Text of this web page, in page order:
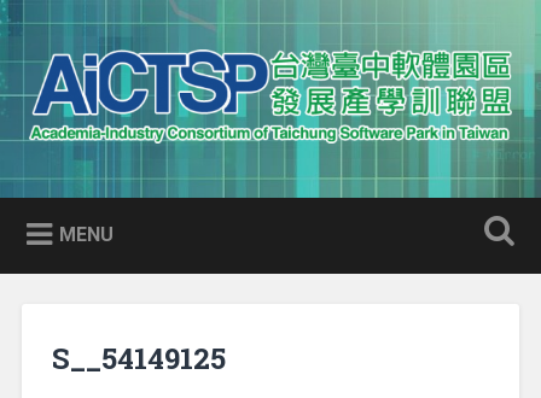
Skip
to
content
Search
AICTSP 台灣臺中軟體園區發展
產學訓聯盟
Academia-Industry Consortium of Taichung Software Park
in Taiwan
MENU
S__54149125